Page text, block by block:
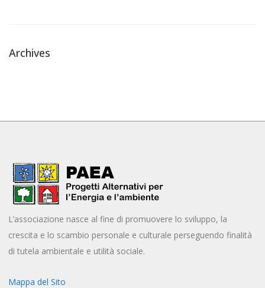
Archives
L’associazione nasce al fine di promuovere lo sviluppo, la
crescita e lo scambio personale e culturale perseguendo finalità
di tutela ambientale e utilità sociale.
Mappa del Sito